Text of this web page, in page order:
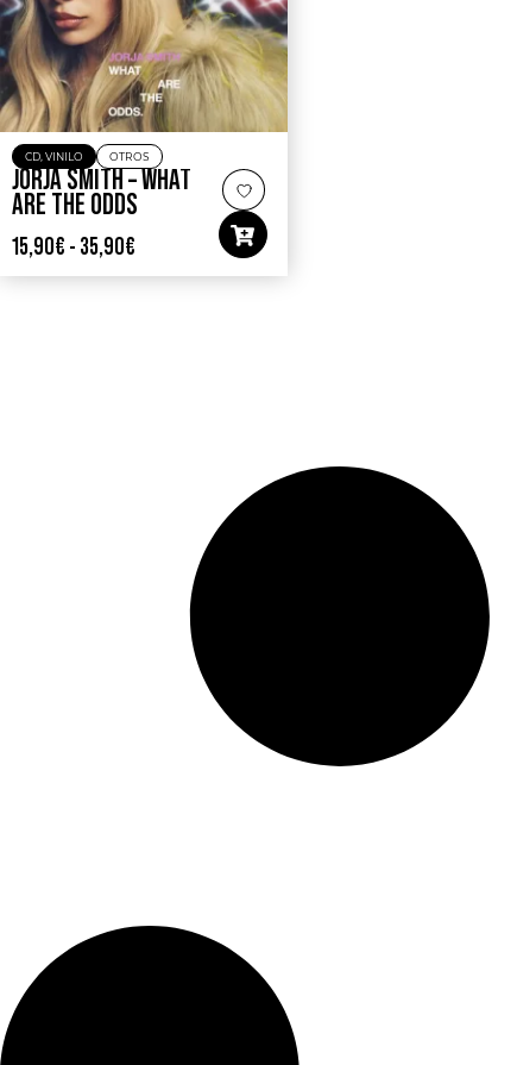
CD, VINILO OTROS
JORJA SMITH – WHAT
ARE THE ODDS
15,90€ - 35,90€